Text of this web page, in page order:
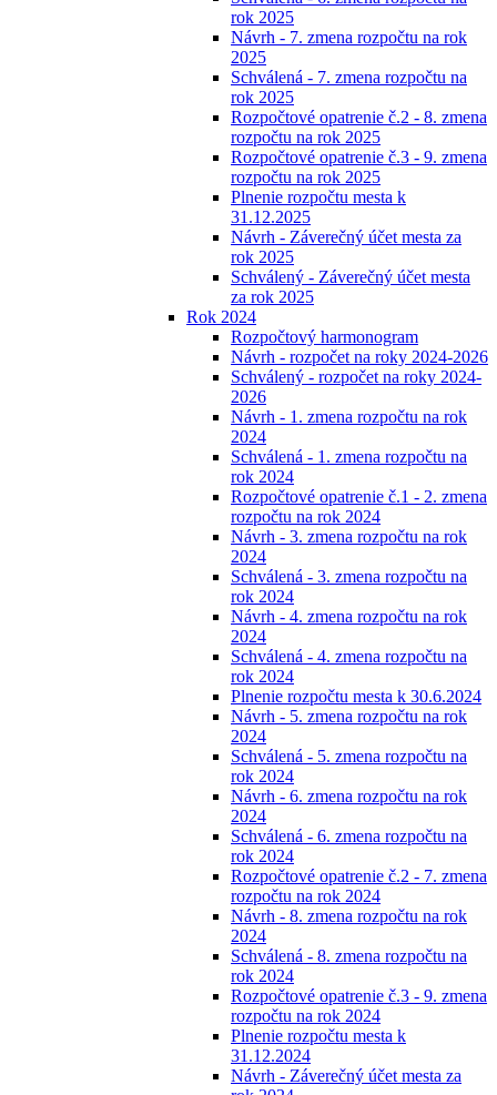
rok 2025
Návrh - 7. zmena rozpočtu na rok
2025
Schválená - 7. zmena rozpočtu na
rok 2025
Rozpočtové opatrenie č.2 - 8. zmena
rozpočtu na rok 2025
Rozpočtové opatrenie č.3 - 9. zmena
rozpočtu na rok 2025
Plnenie rozpočtu mesta k
31.12.2025
Návrh - Záverečný účet mesta za
rok 2025
Schválený - Záverečný účet mesta
za rok 2025
Rok 2024
Rozpočtový harmonogram
Návrh - rozpočet na roky 2024-2026
Schválený - rozpočet na roky 2024-
2026
Návrh - 1. zmena rozpočtu na rok
2024
Schválená - 1. zmena rozpočtu na
rok 2024
Rozpočtové opatrenie č.1 - 2. zmena
rozpočtu na rok 2024
Návrh - 3. zmena rozpočtu na rok
2024
Schválená - 3. zmena rozpočtu na
rok 2024
Návrh - 4. zmena rozpočtu na rok
2024
Schválená - 4. zmena rozpočtu na
rok 2024
Plnenie rozpočtu mesta k 30.6.2024
Návrh - 5. zmena rozpočtu na rok
2024
Schválená - 5. zmena rozpočtu na
rok 2024
Návrh - 6. zmena rozpočtu na rok
2024
Schválená - 6. zmena rozpočtu na
rok 2024
Rozpočtové opatrenie č.2 - 7. zmena
rozpočtu na rok 2024
Návrh - 8. zmena rozpočtu na rok
2024
Schválená - 8. zmena rozpočtu na
rok 2024
Rozpočtové opatrenie č.3 - 9. zmena
rozpočtu na rok 2024
Plnenie rozpočtu mesta k
31.12.2024
Návrh - Záverečný účet mesta za